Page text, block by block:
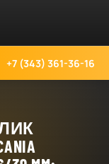
+7 (343) 361-36-16